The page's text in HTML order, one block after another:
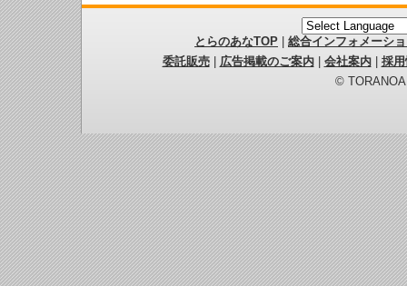
とらのあなTOP
総合インフォメーシ
委託販売| 広告掲載のご案内| 会社案内| 採
©